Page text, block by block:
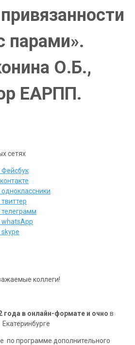
парами».
О.Б.,
ЕАРПП.
сетях
коллеги!
года в онлайн-формате и очно в
Екатеринбурге
по программе дополнительного